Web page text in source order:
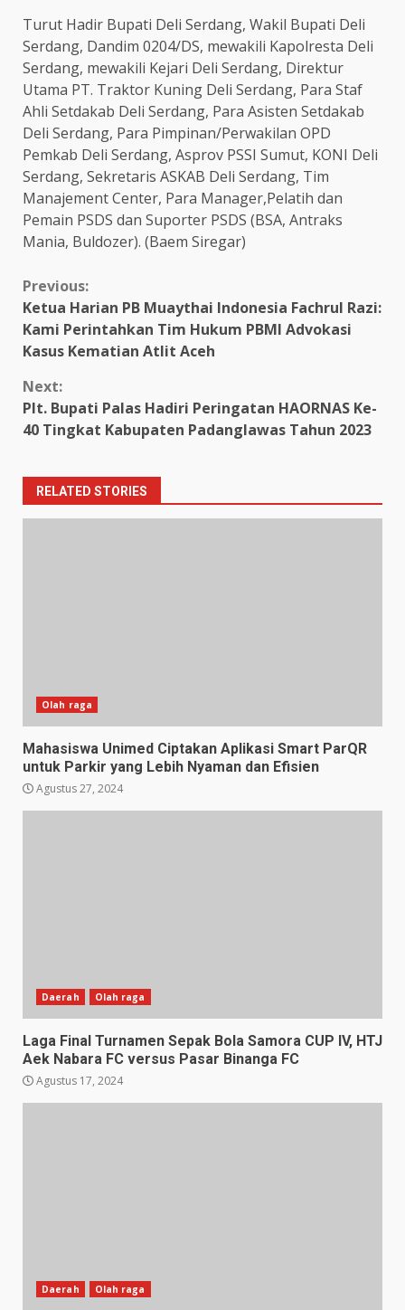
Turut Hadir Bupati Deli Serdang, Wakil Bupati Deli
Serdang, Dandim 0204/DS, mewakili Kapolresta Deli
Serdang, mewakili Kejari Deli Serdang, Direktur
Utama PT. Traktor Kuning Deli Serdang, Para Staf
Ahli Setdakab Deli Serdang, Para Asisten Setdakab
Deli Serdang, Para Pimpinan/Perwakilan OPD
Pemkab Deli Serdang, Asprov PSSI Sumut, KONI Deli
Serdang, Sekretaris ASKAB Deli Serdang, Tim
Manajement Center, Para Manager,Pelatih dan
Pemain PSDS dan Suporter PSDS (BSA, Antraks
Mania, Buldozer). (Baem Siregar)
Continue
Reading
Previous:
Ketua Harian PB Muaythai Indonesia Fachrul Razi:
Kami Perintahkan Tim Hukum PBMI Advokasi
Kasus Kematian Atlit Aceh
Next:
Plt. Bupati Palas Hadiri Peringatan HAORNAS Ke-
40 Tingkat Kabupaten Padanglawas Tahun 2023
RELATED STORIES
Olah raga
Mahasiswa Unimed Ciptakan Aplikasi Smart ParQR
untuk Parkir yang Lebih Nyaman dan Efisien
Agustus 27, 2024
Daerah Olah raga
Laga Final Turnamen Sepak Bola Samora CUP IV, HTJ
Aek Nabara FC versus Pasar Binanga FC
Agustus 17, 2024
Daerah Olah raga